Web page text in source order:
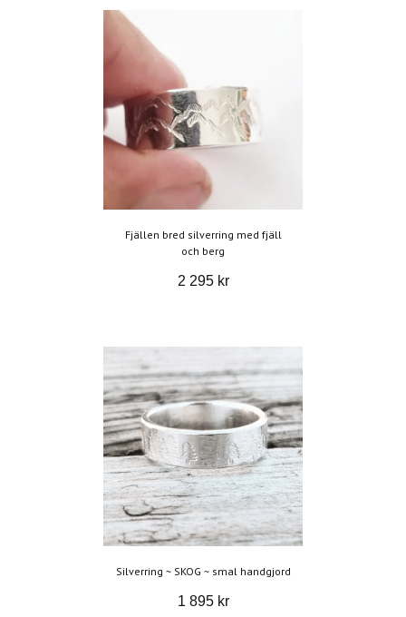
Fjällen bred silverring med fjäll
och berg
2 295 kr
Silverring ~ SKOG ~ smal handgjord
1 895 kr